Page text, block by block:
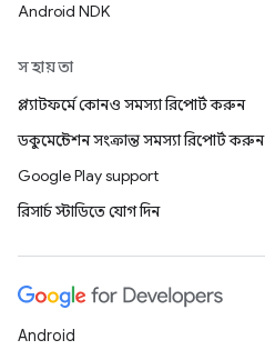
Android NDK
সহায়তা
প্ল্যাটফর্মে কোনও সমস্যা রিপোর্ট করুন
ডকুমেন্টেশন সংক্রান্ত সমস্যা রিপোর্ট করুন
Google Play support
রিসার্চ স্টাডিতে যোগ দিন
Android